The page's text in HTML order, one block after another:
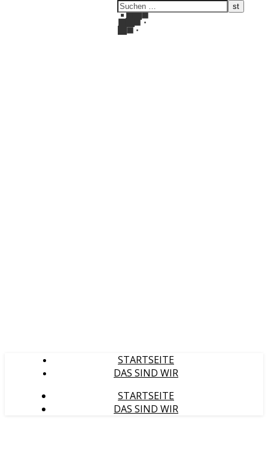
STARTSEITE
DAS SIND WIR
STARTSEITE
DAS SIND WIR